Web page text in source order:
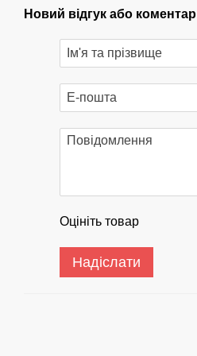
Новий відгук або коментар
Оцініть товар
Надіслати